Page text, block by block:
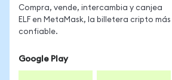
Compra, vende, intercambia y canjea
ELF en MetaMask, la billetera cripto más
confiable.
Google Play